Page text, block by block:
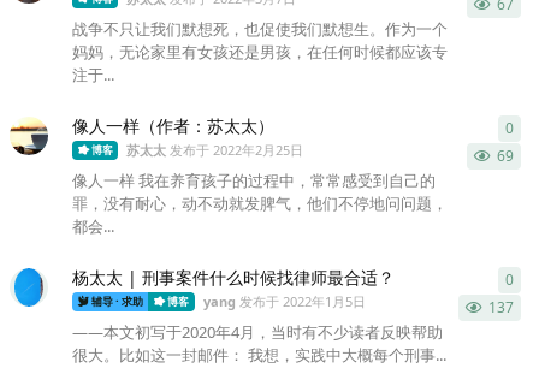
67
战争不只让我们默想死，也促使我们默想生。作为一个
妈妈，无论家里有女孩还是男孩，在任何时候都应该专
注于...
像人一样（作者：苏太太）
博客 苏太太 发布于2022年2月25日 69
像人一样 我在养育孩子的过程中，常常感受到自己的
罪，没有耐心，动不动就发脾气，他们不停地问问题，
都会...
0
杨太太 | 刑事案件什么时候找律师最合适？
辅导 · 求助 博客 yang 发布于 2022年1月5日 137
——本文初写于2020年4月，当时有不少读者反映帮助
很大。比如这一封邮件： 我想，实践中大概每个刑事...
0